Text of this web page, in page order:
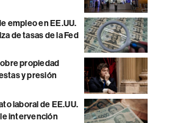
empleo en EE.UU.
de tasas de la Fed
propiedad
y presión
laboral de EE.UU.
intervención